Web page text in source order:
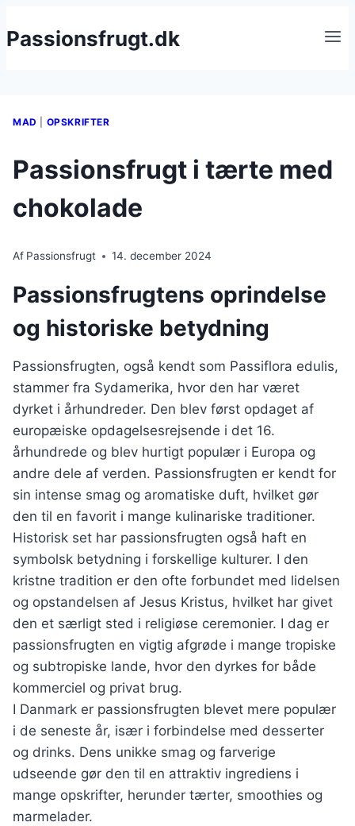
til
Passionsfrugt.dk
MAD OPSKRIFTER
Passionsfrugt i tærte med
chokolade
Af Passionsfrugt 14. december 2024
Passionsfrugtens oprindelse
og historiske betydning
Passionsfrugten, også kendt som Passiflora edulis,
stammer fra Sydamerika, hvor den har været
dyrket i århundreder. Den blev først opdaget af
europæiske opdagelsesrejsende i det 16.
århundrede og blev hurtigt populær i Europa og
andre dele af verden. Passionsfrugten er kendt for
sin intense smag og aromatiske duft, hvilket gør
den til en favorit i mange kulinariske traditioner.
Historisk set har passionsfrugten også haft en
symbolsk betydning i forskellige kulturer. I den
kristne tradition er den ofte forbundet med lidelsen
og opstandelsen af Jesus Kristus, hvilket har givet
den et særligt sted i religiøse ceremonier. I dag er
passionsfrugten en vigtig afgrøde i mange tropiske
og subtropiske lande, hvor den dyrkes for både
kommerciel og privat brug.
I Danmark er passionsfrugten blevet mere populær
i de seneste år, især i forbindelse med desserter
og drinks. Dens unikke smag og farverige
udseende gør den til en attraktiv ingrediens i
mange opskrifter, herunder tærter, smoothies og
marmelader.